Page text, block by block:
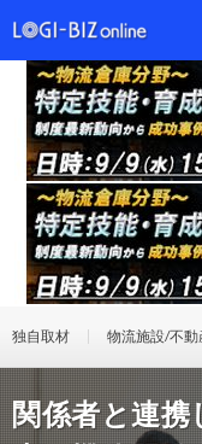
独自取材 物流施設/不動
関係者と連